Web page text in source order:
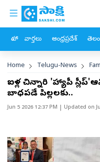
Skip to main content
custom menu
హోం వార్తలు ఆంధ్రప్రదేశ్
Breadcrumb
Home Telugu-News
ఐదేళ్ల చిన్నారి 'హ్యాపీ
బాధపడే పిల్లలకు..
Jun 5 2026 12:37 PM | Updated on